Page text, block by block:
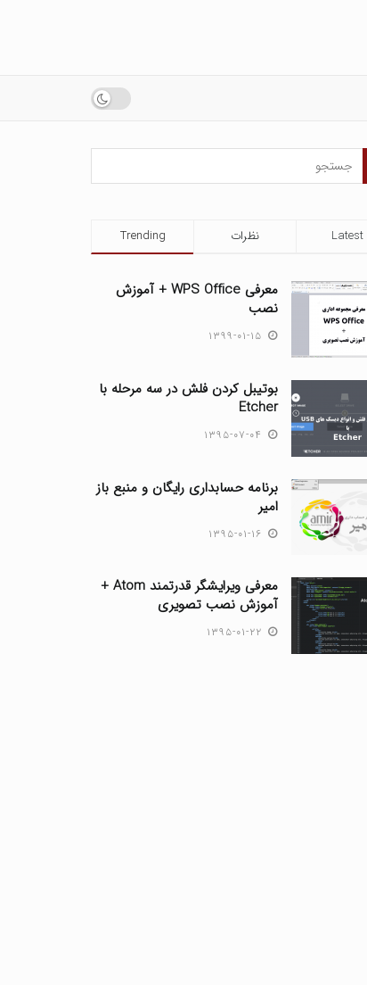
Trending نظرات Latest
معرفی WPS Office + آموزش
نصب
بوتیبل کردن فلش در سه مرحله با
Etcher
برنامه حسابداری رایگان و منبع باز
امیر
معرفی ویرایشگر قدرتمند Atom +
آموزش نصب تصویری